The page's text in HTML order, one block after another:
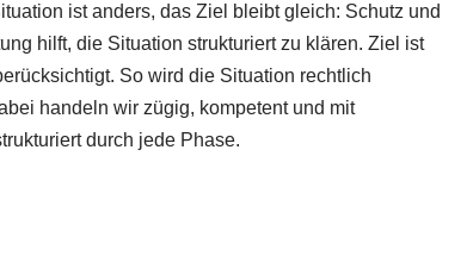
ist anders, das Ziel bleibt gleich: Schutz und
hilft, die Situation strukturiert zu klären. Ziel ist
So wird die Situation rechtlich
handeln wir zügig, kompetent und mit
durch jede Phase.